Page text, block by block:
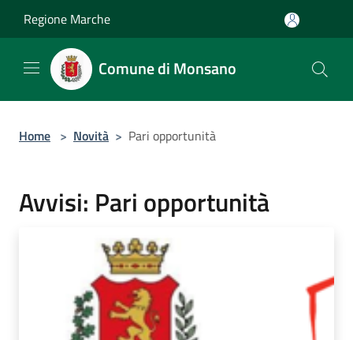
Regione Marche
Comune di Monsano
Home > Novità > Pari opportunità
Avvisi: Pari opportunità